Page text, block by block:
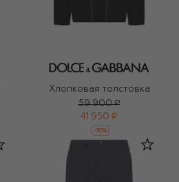
Хлопковая толстовка
59 900 ₽
41 950 ₽
-30%